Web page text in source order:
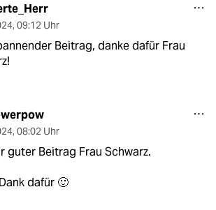
, 09:12 Uhr
Beitrag, danke dafür Frau
, 08:02 Uhr
guter Beitrag Frau Schwarz.
dafür 🙂